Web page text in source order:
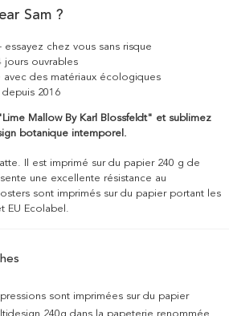
Sam ?
chez vous sans risque
jours ouvrables
avec des matériaux écologiques
2016
Mallow By Karl Blossfeldt" et sublimez
botanique intemporel.
Il est imprimé sur du papier 240 g de
une excellente résistance au
sont imprimés sur du papier portant les
EU Ecolabel.
sont imprimées sur du papier